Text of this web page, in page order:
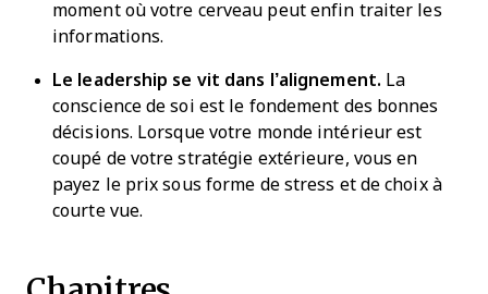
moment où votre cerveau peut enfin traiter les
informations.
Le leadership se vit dans l’alignement. La
conscience de soi est le fondement des bonnes
décisions. Lorsque votre monde intérieur est
coupé de votre stratégie extérieure, vous en
payez le prix sous forme de stress et de choix à
courte vue.